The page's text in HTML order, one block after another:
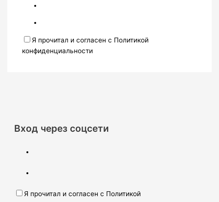
Я прочитал и согласен с Политикой
конфиденциальности
Вход через соцсети
Я прочитал и согласен с Политикой